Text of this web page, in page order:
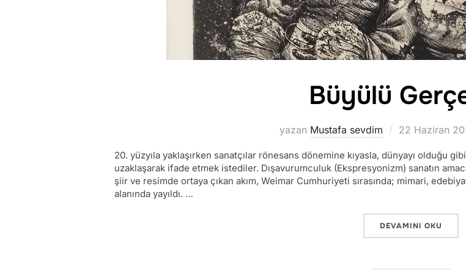
Büyülü
yazan Mustafa sevdim
Yayımlanma
22 Haziran
20. yüzyıla yaklaşırken sanatçılar rönesans dönemine kıyasla, dünyayı olduğu
uzaklaşarak ifade etmek istediler. Dışavurumculuk (Ekspresyonizm) sanatın
şiir ve resimde ortaya çıkan akım, Weimar Cumhuriyeti sırasında; mimari,
alanında yayıldı. …
“BÜYÜLÜ GERÇEKLIK”
DEVAMINI OKU